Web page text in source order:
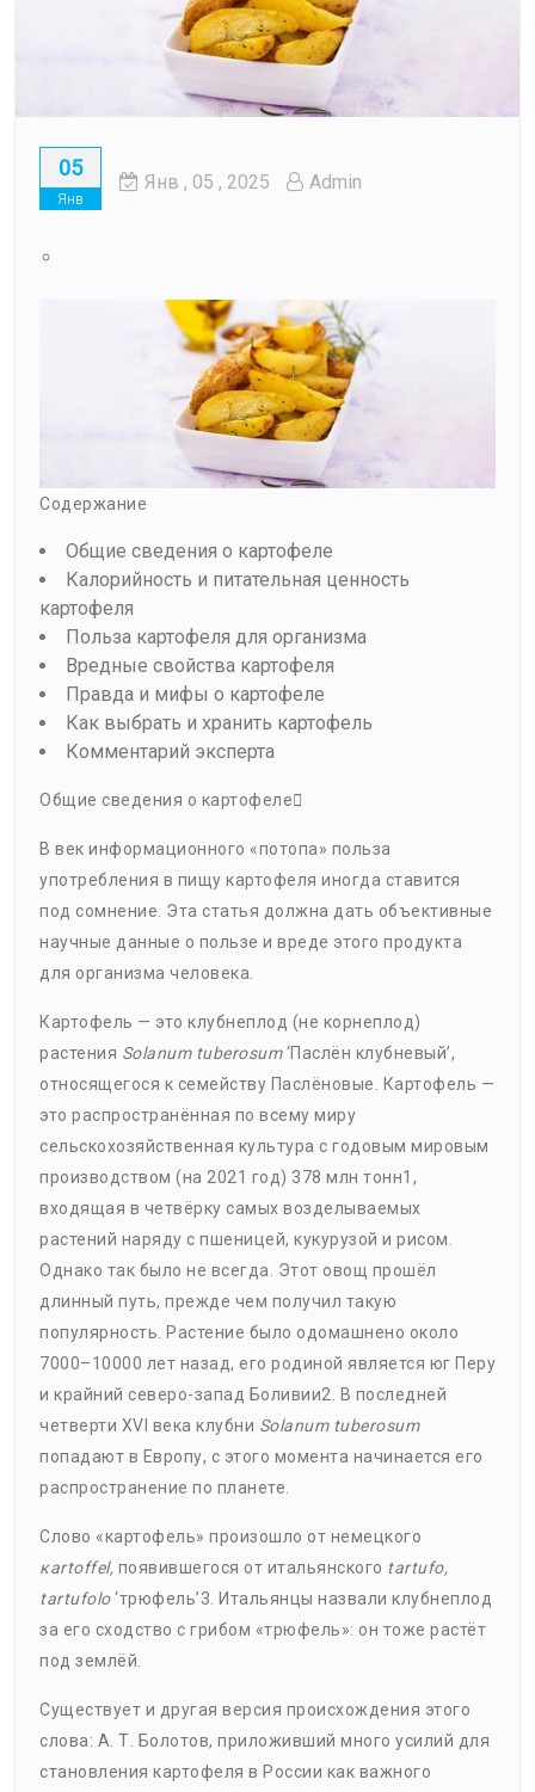
05
Янв
Янв , 05 , 2025 Admin
Содержание
Общие сведения о картофеле
Калорийность и питательная ценность
картофеля
Польза картофеля для организма
Вредные свойства картофеля
Правда и мифы о картофеле
Как выбрать и хранить картофель
Комментарий эксперта
Общие сведения о картофеле
В век информационного «потопа» польза
употребления в пищу картофеля иногда ставится
под сомнение. Эта статья должна дать объективные
научные данные о пользе и вреде этого продукта
для организма человека.
Картофель — это клубнеплод (не корнеплод)
растения Solanum tuberosum‘Паслён клубневый’,
относящегося к семейству Паслёновые. Картофель —
это распространённая по всему миру
сельскохозяйственная культура с годовым мировым
производством (на 2021 год) 378 млн тонн1,
входящая в четвёрку самых возделываемых
растений наряду с пшеницей, кукурузой и рисом.
Однако так было не всегда. Этот овощ прошёл
длинный путь, прежде чем получил такую
популярность. Растение было одомашнено около
7000–10000 лет назад, его родиной является юг Перу
и крайний северо-запад Боливии2. В последней
четверти XVI века клубни Solanum tuberosum
попадают в Европу, с этого момента начинается его
распространение по планете.
Слово «картофель» произошло от немецкого
кartoffel, появившегося от итальянского tartufo,
tartufolo‘трюфель’3. Итальянцы назвали клубнеплод
за его сходство с грибом «трюфель»: он тоже растёт
под землёй.
Существует и другая версия происхождения этого
слова: А. Т. Болотов, приложивший много усилий для
становления картофеля в России как важного